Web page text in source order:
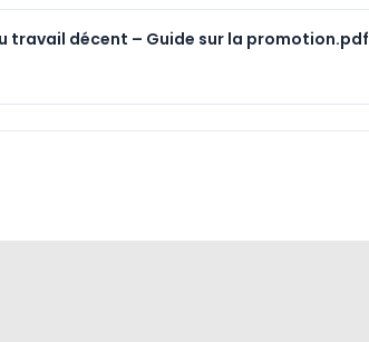
travail décent – Guide sur la promotion.pdf